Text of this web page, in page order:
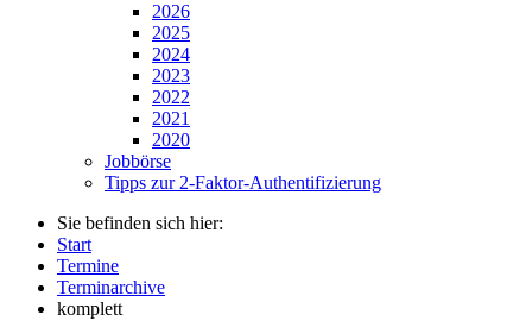
2026
2025
2024
2023
2022
2021
2020
Jobbörse
Tipps zur 2-Faktor-Authentifizierung
Sie befinden sich hier:
Start
Termine
Terminarchive
komplett